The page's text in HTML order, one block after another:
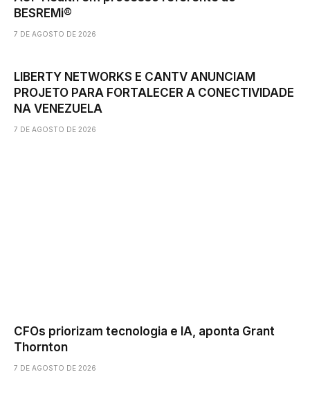
BESREMi®
7 DE AGOSTO DE 2026
LIBERTY NETWORKS E CANTV ANUNCIAM
PROJETO PARA FORTALECER A CONECTIVIDADE
NA VENEZUELA
7 DE AGOSTO DE 2026
CFOs priorizam tecnologia e IA, aponta Grant
Thornton
7 DE AGOSTO DE 2026